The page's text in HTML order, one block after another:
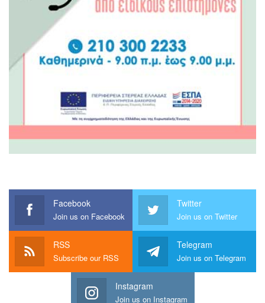
Facebook
Join us on Facebook
Twitter
Join us on Twitter
RSS
Subscribe our RSS
Telegram
Join us on Telegram
Instagram
Join us on Instagram